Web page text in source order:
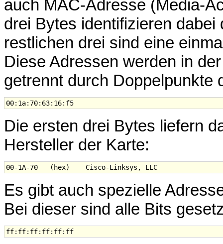
auch MAC-Adresse (Media-
drei Bytes identifizieren
restlichen drei sind eine
Diese Adressen werden in
getrennt durch Doppelpunkte
Die ersten drei Bytes liefern
Hersteller der Karte:
Es gibt auch spezielle
Bei dieser sind alle Bits